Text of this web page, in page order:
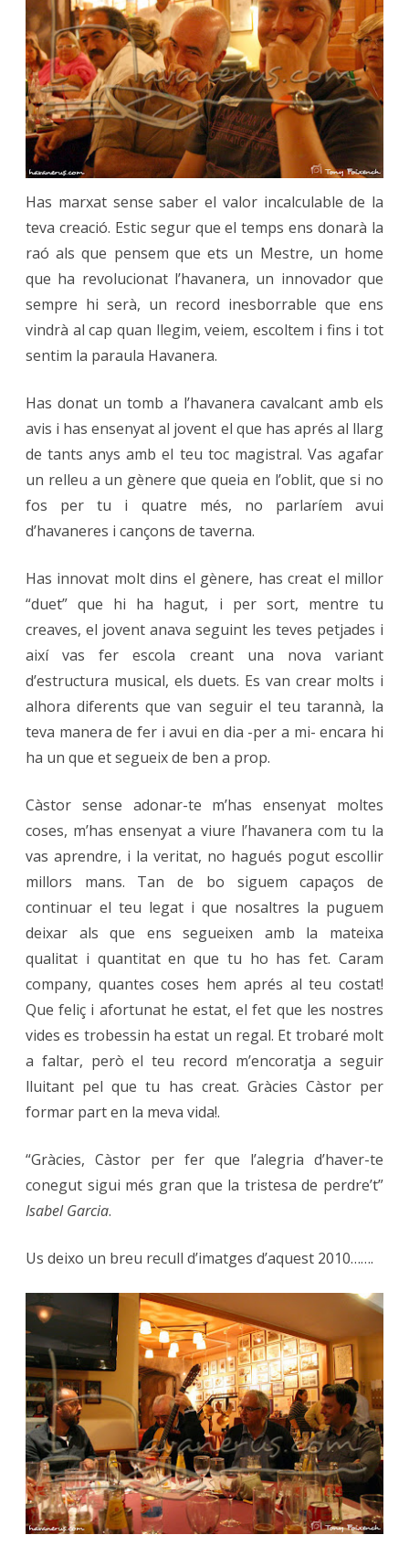
Has marxat sense saber el valor incalculable de la
teva creació. Estic segur que el temps ens donarà la
raó als que pensem que ets un Mestre, un home
que ha revolucionat l’havanera, un innovador que
sempre hi serà, un record inesborrable que ens
vindrà al cap quan llegim, veiem, escoltem i fins i tot
sentim la paraula Havanera.
Has donat un tomb a l’havanera cavalcant amb els
avis i has ensenyat al jovent el que has aprés al llarg
de tants anys amb el teu toc magistral. Vas agafar
un relleu a un gènere que queia en l’oblit, que si no
fos per tu i quatre més, no parlaríem avui
d’havaneres i cançons de taverna.
Has innovat molt dins el gènere, has creat el millor
“duet” que hi ha hagut, i per sort, mentre tu
creaves, el jovent anava seguint les teves petjades i
així vas fer escola creant una nova variant
d’estructura musical, els duets. Es van crear molts i
alhora diferents que van seguir el teu tarannà, la
teva manera de fer i avui en dia -per a mi- encara hi
ha un que et segueix de ben a prop.
Càstor sense adonar-te m’has ensenyat moltes
coses, m’has ensenyat a viure l’havanera com tu la
vas aprendre, i la veritat, no hagués pogut escollir
millors mans. Tan de bo siguem capaços de
continuar el teu legat i que nosaltres la puguem
deixar als que ens segueixen amb la mateixa
qualitat i quantitat en que tu ho has fet. Caram
company, quantes coses hem aprés al teu costat!
Que feliç i afortunat he estat, el fet que les nostres
vides es trobessin ha estat un regal. Et trobaré molt
a faltar, però el teu record m’encoratja a seguir
lluitant pel que tu has creat. Gràcies Càstor per
formar part en la meva vida!.
“Gràcies, Càstor per fer que l’alegria d’haver-te
conegut sigui més gran que la tristesa de perdre’t”
Isabel Garcia.
Us deixo un breu recull d’imatges d’aquest 2010…….